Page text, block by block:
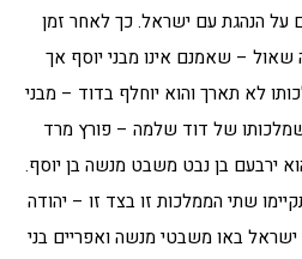
על הנהגת עם ישראל. כך לאחר זמן
שאול – שאמנם אינו מבני יוסף אך
לא תארך והוא יוחלף בדוד – מבני
של דוד שלמה – פורץ מרד
ירבעם בן נבט משבט מנשה בן יוסף.
שתי הממלכות זו בצד זו – יהודה
באו משבטי מנשה ואפריים בני